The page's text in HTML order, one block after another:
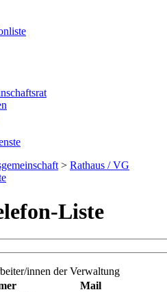
> Rathaus / VG
Liste
innen der Verwaltung
Mail